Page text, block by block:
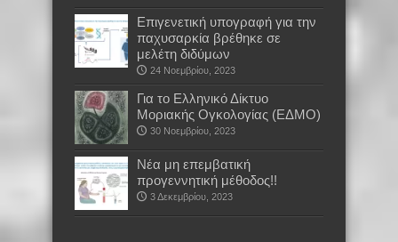
Επιγενετική υπογραφή για την
παχυσαρκία βρέθηκε σε
μελέτη διδύμων
24 Νοεμβρίου, 2023
Για το Ελληνικό Δίκτυο
Μοριακής Ογκολογίας (ΕΔΜΟ)
30 Νοεμβρίου, 2023
Νέα μη επεμβατική
προγεννητική μέθοδος!!
3 Δεκεμβρίου, 2023